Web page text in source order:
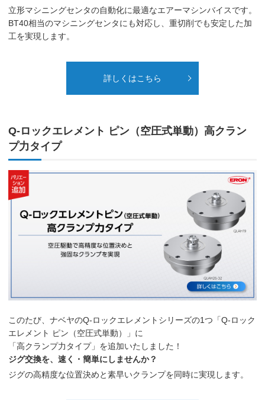
立形マシニングセンタの自動化に最適なエアーマシンバイスです。
BT40相当のマシニングセンタにも対応し、重切削でも安定した加
工を実現します。
詳しくはこちら
Q-ロックエレメント ピン（空圧式単動）高クラン
プ力タイプ
このたび、ナベヤのQ-ロックエレメントシリーズの1つ「Q-ロック
エレメント ピン（空圧式単動）」に
「高クランプ力タイプ」を追加いたしました！
ジグ交換を、速く・簡単にしませんか？
ジグの高精度な位置決めと素早いクランプを同時に実現します。